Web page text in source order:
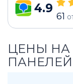
4.9
61
ЦЕНЫ НА
ПАНЕЛЕЙ